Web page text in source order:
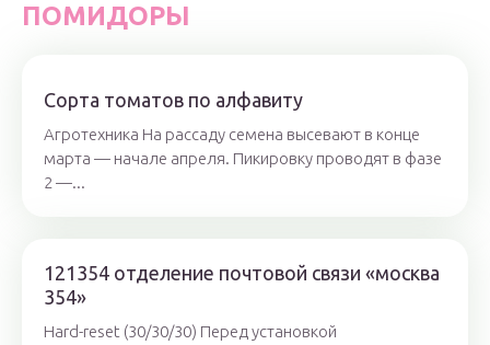
ПОМИДОРЫ
Сорта томатов по алфавиту
Агротехника На рассаду семена высевают в конце
марта — начале апреля. Пикировку проводят в фазе
2 —...
121354 отделение почтовой связи «москва
354»
Hard-reset (30/30/30) Перед установкой